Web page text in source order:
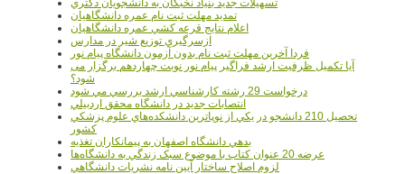
تسهيلات جديد بنياد نخبگان به دانشجويان دکتري
تمديد مهلت ثبت نام عمره دانشگاهيان
اعلام نتايج قرعه کشي عمره دانشگاهيان
ازسرگيري توزيع شير در مدارس
فردا آخرین مهلت ثبت نام بدون آزمون دانشگاه پیام نور
آیا تکمیل ظرفیت ارشد فراگیر پیام نور نوبت چهاردهم برگزار می
شود؟
درخواست 29 رشته کارشناسي ارشد بررسي مي شود
انتصابات جديد در دانشگاه محقق اردبيلي
تحصيل 210 دانشجو در يکي از نوپاترين دانشکده‌هاي علوم پزشکي
کشور
بدهي دانشگاه اصفهان به پيمانکاران تغذيه
عرضه 20 عنوان کتاب با موضوع سبک زندگي به دانشگاه‌ها
لزوم اصلاح ساختار آيين نامه نشريات دانشگاهي